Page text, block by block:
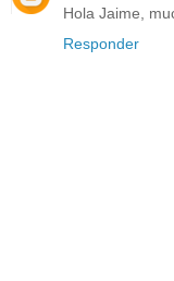
Hola Jaime,
Responder